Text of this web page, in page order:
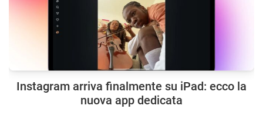
Instagram arriva finalmente su iPad: ecco la
nuova app dedicata